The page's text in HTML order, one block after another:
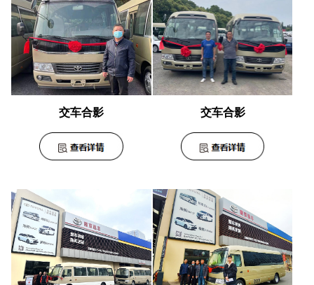
交车合影 交车合影